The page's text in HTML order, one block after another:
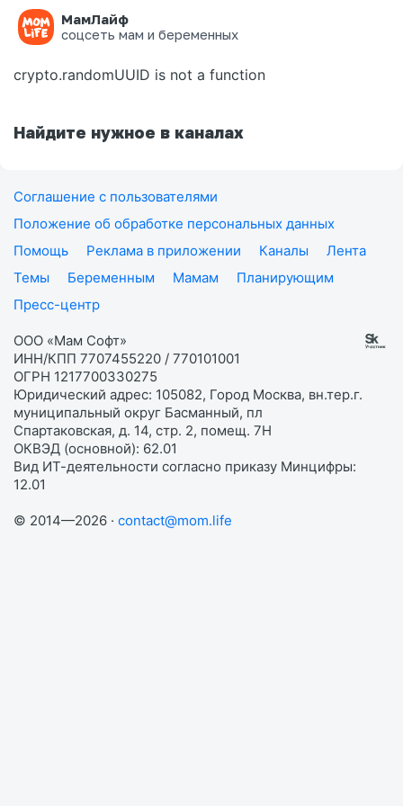
МамЛайф
соцсеть мам и беременных
Ошибка на странице
crypto.randomUUID is not a function
Найдите нужное в каналах
Соглашение с пользователями
Положение об обработке персональных данных
Помощь
Реклама в приложении Каналы
Лента
Темы
Беременным Мамам
Планирующим
Пресс-центр
ООО «Мам Софт»
ИНН/КПП 7707455220 / 770101001
ОГРН 1217700330275
Юридический адрес: 105082, Город Москва, вн.тер.г.
муниципальный округ Басманный, пл
Спартаковская, д. 14, стр. 2, помещ. 7Н
ОКВЭД (основной): 62.01
Вид ИТ-деятельности согласно приказу Минцифры:
12.01
© 2014—2026 · contact@mom.life